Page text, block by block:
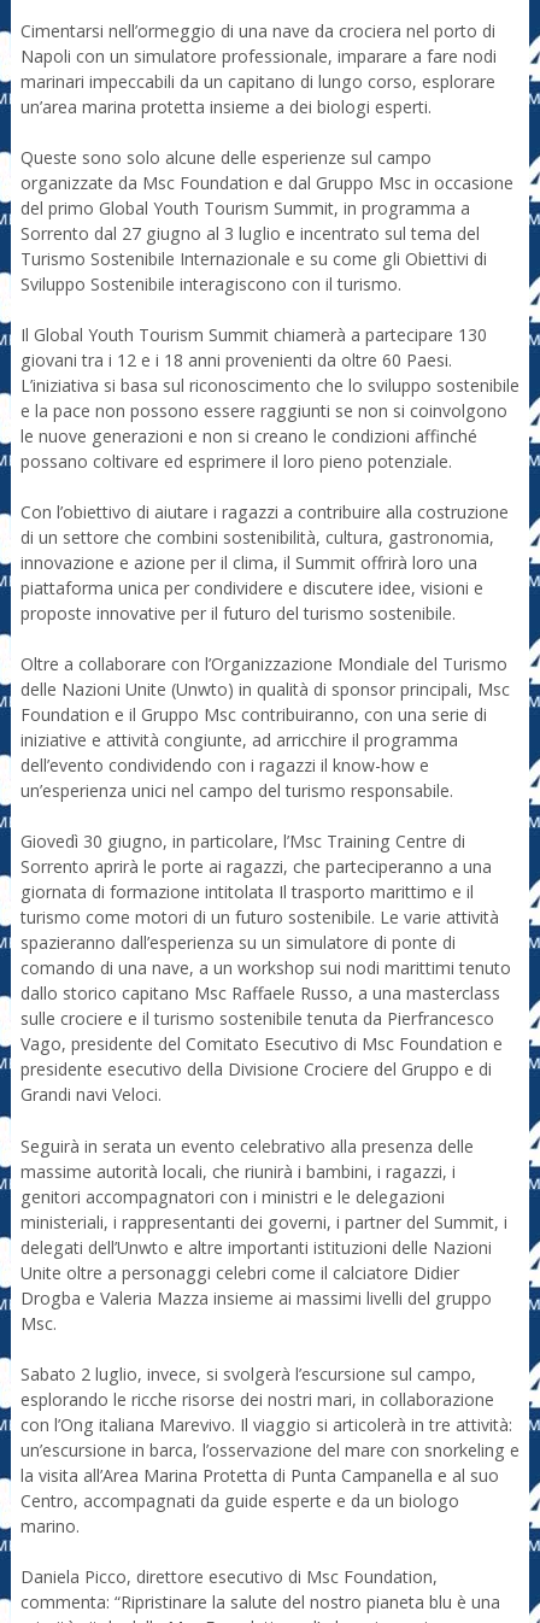
Cimentarsi nell’ormeggio di una nave da crociera nel porto di
Napoli con un simulatore professionale, imparare a fare nodi
marinari impeccabili da un capitano di lungo corso, esplorare
un’area marina protetta insieme a dei biologi esperti.
Queste sono solo alcune delle esperienze sul campo
organizzate da Msc Foundation e dal Gruppo Msc in occasione
del primo Global Youth Tourism Summit, in programma a
Sorrento dal 27 giugno al 3 luglio e incentrato sul tema del
Turismo Sostenibile Internazionale e su come gli Obiettivi di
Sviluppo Sostenibile interagiscono con il turismo.
Il Global Youth Tourism Summit chiamerà a partecipare 130
giovani tra i 12 e i 18 anni provenienti da oltre 60 Paesi.
L’iniziativa si basa sul riconoscimento che lo sviluppo sostenibile
e la pace non possono essere raggiunti se non si coinvolgono
le nuove generazioni e non si creano le condizioni affinché
possano coltivare ed esprimere il loro pieno potenziale.
Con l’obiettivo di aiutare i ragazzi a contribuire alla costruzione
di un settore che combini sostenibilità, cultura, gastronomia,
innovazione e azione per il clima, il Summit offrirà loro una
piattaforma unica per condividere e discutere idee, visioni e
proposte innovative per il futuro del turismo sostenibile.
Oltre a collaborare con l’Organizzazione Mondiale del Turismo
delle Nazioni Unite (Unwto) in qualità di sponsor principali, Msc
Foundation e il Gruppo Msc contribuiranno, con una serie di
iniziative e attività congiunte, ad arricchire il programma
dell’evento condividendo con i ragazzi il know-how e
un’esperienza unici nel campo del turismo responsabile.
Giovedì 30 giugno, in particolare, l’Msc Training Centre di
Sorrento aprirà le porte ai ragazzi, che parteciperanno a una
giornata di formazione intitolata Il trasporto marittimo e il
turismo come motori di un futuro sostenibile. Le varie attività
spazieranno dall’esperienza su un simulatore di ponte di
comando di una nave, a un workshop sui nodi marittimi tenuto
dallo storico capitano Msc Raffaele Russo, a una masterclass
sulle crociere e il turismo sostenibile tenuta da Pierfrancesco
Vago, presidente del Comitato Esecutivo di Msc Foundation e
presidente esecutivo della Divisione Crociere del Gruppo e di
Grandi navi Veloci.
Seguirà in serata un evento celebrativo alla presenza delle
massime autorità locali, che riunirà i bambini, i ragazzi, i
genitori accompagnatori con i ministri e le delegazioni
ministeriali, i rappresentanti dei governi, i partner del Summit, i
delegati dell’Unwto e altre importanti istituzioni delle Nazioni
Unite oltre a personaggi celebri come il calciatore Didier
Drogba e Valeria Mazza insieme ai massimi livelli del gruppo
Msc.
Sabato 2 luglio, invece, si svolgerà l’escursione sul campo,
esplorando le ricche risorse dei nostri mari, in collaborazione
con l’Ong italiana Marevivo. Il viaggio si articolerà in tre attività:
un’escursione in barca, l’osservazione del mare con snorkeling e
la visita all’Area Marina Protetta di Punta Campanella e al suo
Centro, accompagnati da guide esperte e da un biologo
marino.
Daniela Picco, direttore esecutivo di Msc Foundation,
commenta: “Ripristinare la salute del nostro pianeta blu è una